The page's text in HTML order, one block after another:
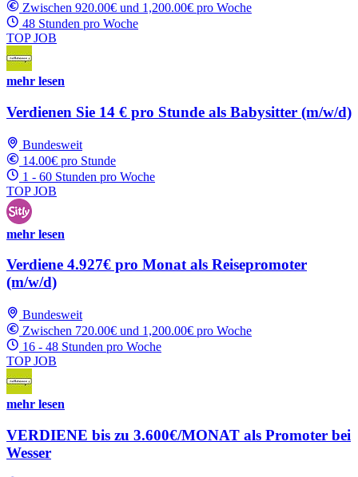
Zwischen 920.00€ und 1,200.00€ pro Woche
48 Stunden pro Woche
TOP JOB
mehr lesen
Verdienen Sie 14 € pro Stunde als Babysitter (m/w/d)
Bundesweit
14.00€ pro Stunde
1 - 60 Stunden pro Woche
TOP JOB
mehr lesen
Verdiene 4.927€ pro Monat als Reisepromoter
(m/w/d)
Bundesweit
Zwischen 720.00€ und 1,200.00€ pro Woche
16 - 48 Stunden pro Woche
TOP JOB
mehr lesen
VERDIENE bis zu 3.600€/MONAT als Promoter bei
Wesser